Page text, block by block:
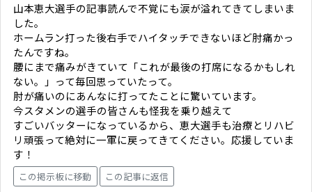
山本恵大選手の記事読んで不覚にも涙が溢れてきてしまいま
した。
ホームラン打った後右手でハイタッチできないほど肘痛かっ
たんですね。
腰にまで痛みがきていて「これが最後の打席になるかもしれ
ない。」って毎回思っていたって。
肘が痛いのにあんなに打ってたことに驚いています。
今スタメンの選手の皆さんも怪我を乗り越えて
すごいバッターになっているから、恵大選手も治療とリハビ
リ頑張って絶対に一軍に戻ってきてください。応援していま
す！
この掲示板に移動 この記事に返信